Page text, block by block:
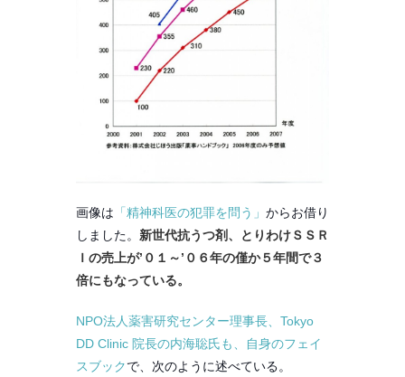
画像は 「精神科医の犯罪を問う」 からお借り
しました。 新世代抗うつ剤、とりわけＳＳＲ
Ｉの売上が’０１～’０６年の僅か５年間で３
倍にもなっている。
NPO法人薬害研究センター理事長、Tokyo
DD Clinic 院長の内海聡氏も、自身のフェイ
スブックで、次のように述べている。